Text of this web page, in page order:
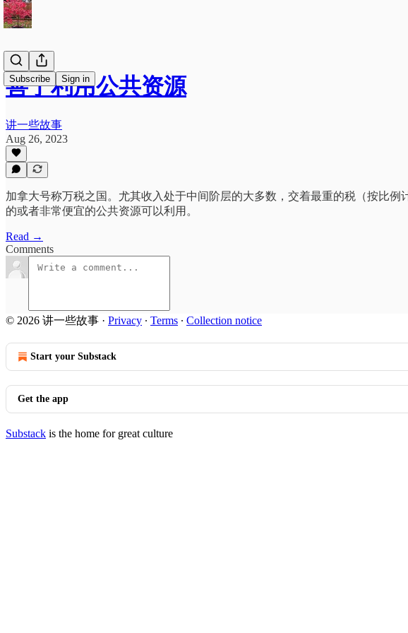
Subscribe Sign in
善于利用公共资源
讲一些故事
Aug 26, 2023
加拿大号称万税之国。尤其收入处于中间阶层的大多数，交着最重的税（按比
的或者非常便宜的公共资源可以利用。
Read →
Comments
© 2026 讲一些故事 · Privacy ∙ Terms ∙ Collection notice
Start your Substack
Get the app
Substack is the home for great culture